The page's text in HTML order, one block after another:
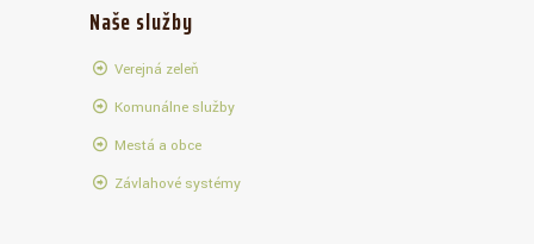
Naše služby
Verejná zeleň
Komunálne služby
Mestá a obce
Závlahové systémy